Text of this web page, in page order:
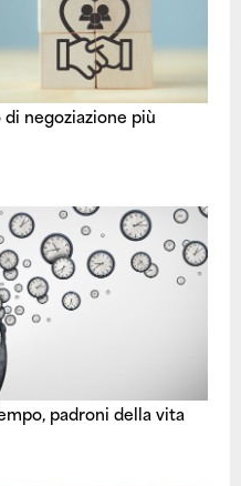
negoziazione più
padroni della vita